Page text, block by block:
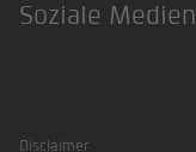
Soziale Medien
Disclaimer